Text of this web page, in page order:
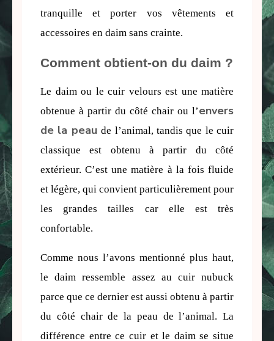
tranquille et porter vos vêtements et
accessoires en daim sans crainte.
Comment obtient-on du daim ?
Le daim ou le cuir velours est une matière
obtenue à partir du côté chair ou l’envers
de la peaude l’animal, tandis que le cuir
classique est obtenu à partir du côté
extérieur. C’est une matière à la fois fluide
et légère, qui convient particulièrement pour
les grandes tailles car elle est très
confortable.
Comme nous l’avons mentionné plus haut,
le daim ressemble assez au cuir nubuck
parce que ce dernier est aussi obtenu à partir
du côté chair de la peau de l’animal. La
différence entre ce cuir et le daim se situe